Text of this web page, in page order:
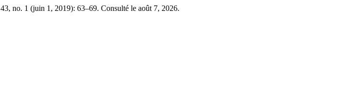
43, no. 1 (juin 1, 2019): 63–69. Consulté le août 7, 2026.